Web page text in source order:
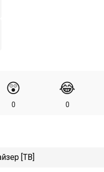
😲
0
😂
0
[ТВ]